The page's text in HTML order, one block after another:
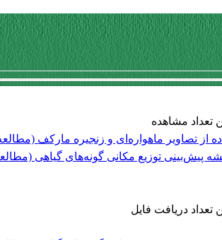
تعداد مشاهده
از تصاویر ماهواره‌ای و زنجیره مارکف
تعداد دریافت فایل